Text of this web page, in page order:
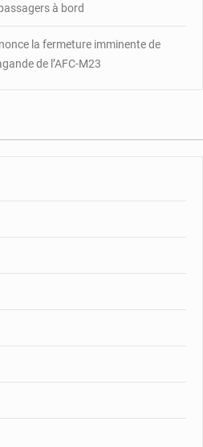
à bord
la fermeture imminente de
de l’AFC-M23